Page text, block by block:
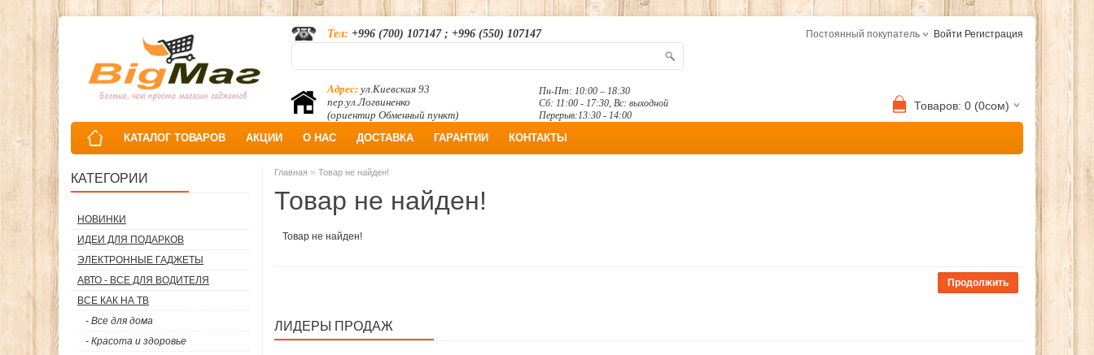
Постоянный покупатель Войти Регистрация
Адрес: ул.Киевская 93
пер.ул.Логвиненко
(ориентир Обменный пункт)
Тел: +996 (700) 107147 ; +996 (550) 107147
Пн-Пт: 10:00 – 18:30
Сб: 11:00 - 17:30, Вс: выходной
Перерыв:13:30 - 14:00
Товаров: 0 (0сом)
КАТАЛОГ ТОВАРОВ АКЦИИ О НАС ДОСТАВКА ГАРАНТИИ КОНТАКТЫ
КАТЕГОРИИ
НОВИНКИ
ИДЕИ ДЛЯ ПОДАРКОВ
ЭЛЕКТРОННЫЕ ГАДЖЕТЫ
АВТО - ВСЕ ДЛЯ ВОДИТЕЛЯ
ВСЕ КАК НА ТВ
- Все для дома
- Красота и здоровье
Главная » Товар не найден!
Товар не найден!
Товар не найден!
Продолжить
ЛИДЕРЫ ПРОДАЖ